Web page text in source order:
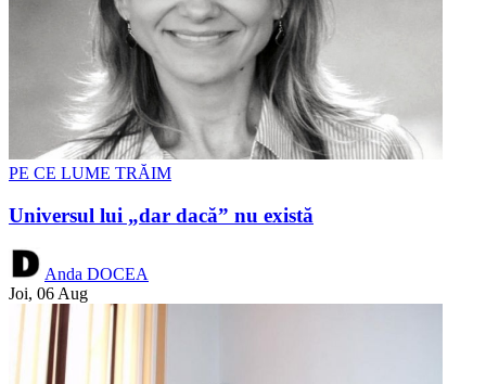
PE CE LUME TRĂIM
Universul lui „dar dacă” nu există
Anda DOCEA
Joi, 06 Aug